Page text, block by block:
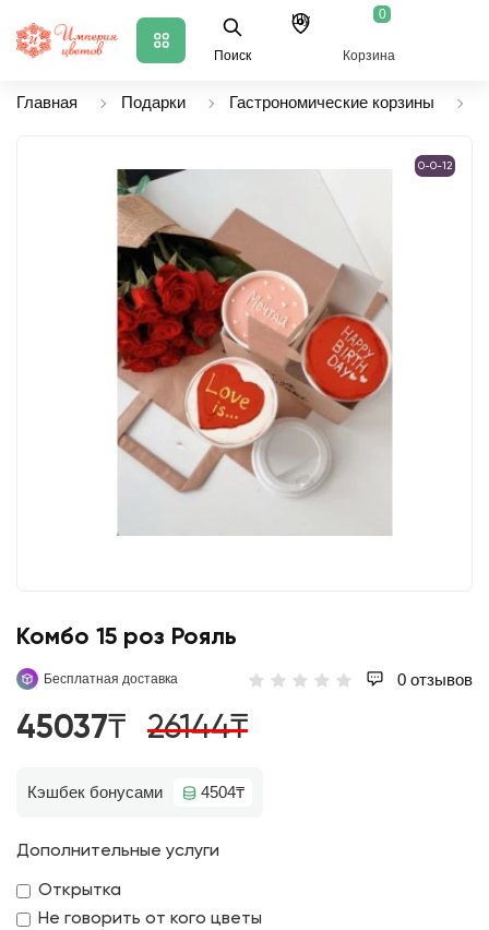
Поиск
Шу 0
Корзина
Главная Подарки Гастрономические корзины
0-0-12
Комбо 15 роз Рояль
Бесплатная доставка 0 отзывов
45037₸ 26144₸
Кэшбек бонусами 4504₸
Дополнительные услуги
Открытка
Не говорить от кого цветы